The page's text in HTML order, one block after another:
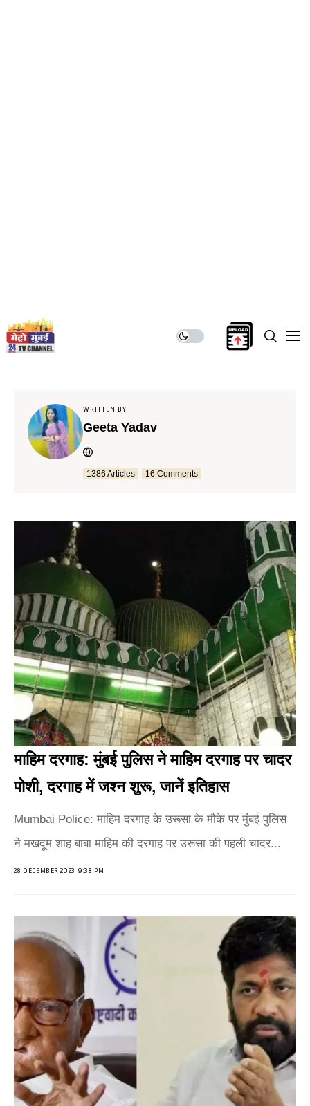
WRITTEN BY
Geeta Yadav
1386 Articles 16 Comments
माहिम दरगाह: मुंबई पुलिस ने माहिम दरगाह पर चादर
पोशी, दरगाह में जश्न शुरू, जानें इतिहास
Mumbai Police: माहिम दरगाह के उरूसा के मौके पर मुंबई पुलिस
ने मखदूम शाह बाबा माहिम की दरगाह पर उरूसा की पहली चादर...
28 DECEMBER 2023, 9:38 PM